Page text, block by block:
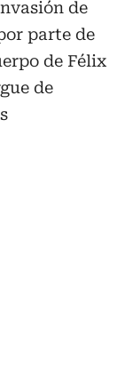
de
parte de
de Félix
de